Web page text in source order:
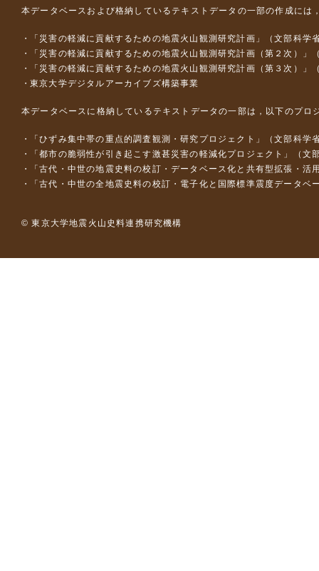
本データベースおよび格納しているテキストデータの一部の作成には
「災害の軽減に貢献するための地震火山観測研究計画」（文部科学
「災害の軽減に貢献するための地震火山観測研究計画（第２次）」
「災害の軽減に貢献するための地震火山観測研究計画（第３次）」
東京大学デジタルアーカイブズ構築事業
本データベースに格納しているテキストデータの一部は，以下のプロ
「ひずみ集中帯の重点的調査観測・研究プロジェクト」（文部科
「都市の脆弱性が引き起こす激甚災害の軽減化プロジェクト」（
「古代・中世の地震史料の校訂・データベース化と共有型拡張・
「古代・中世の全地震史料の校訂・電子化と国際標準震度データ
© 東京大学地震火山史料連携研究機構